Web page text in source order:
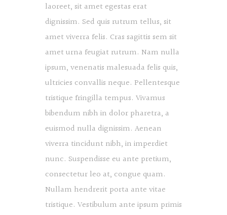
laoreet, sit amet egestas erat
dignissim. Sed quis rutrum tellus, sit
amet viverra felis. Cras sagittis sem sit
amet urna feugiat rutrum. Nam nulla
ipsum, venenatis malesuada felis quis,
ultricies convallis neque. Pellentesque
tristique fringilla tempus. Vivamus
bibendum nibh in dolor pharetra, a
euismod nulla dignissim. Aenean
viverra tincidunt nibh, in imperdiet
nunc. Suspendisse eu ante pretium,
consectetur leo at, congue quam.
Nullam hendrerit porta ante vitae
tristique. Vestibulum ante ipsum primis